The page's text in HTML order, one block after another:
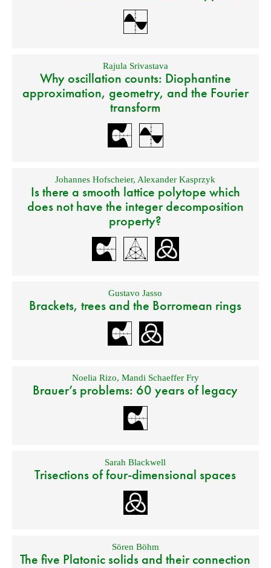
Rajula Srivastava
Why oscillation counts: Diophantine
approximation, geometry, and the Fourier
transform
Johannes Hofscheier,Alexander Kasprzyk
Is there a smooth lattice polytope which
does not have the integer decomposition
property?
Gustavo Jasso
Brackets, trees and the Borromean rings
Noelia Rizo, Mandi Schaeffer Fry
Brauer’s problems: 60 years of legacy
Sarah Blackwell
Trisections of four-dimensional spaces
Sören Böhm
The five Platonic solids and their connection